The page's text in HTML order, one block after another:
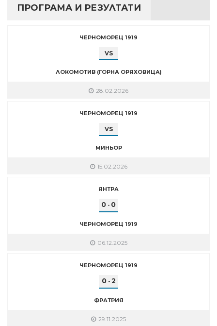
ПРОГРАМА И РЕЗУЛТАТИ
ЧЕРНОМОРЕЦ 1919
VS
ЛОКОМОТИВ (ГОРНА ОРЯХОВИЦА)
28.02.2026
ЧЕРНОМОРЕЦ 1919
VS
МИНЬОР
15.02.2026
ЯНТРА
0 - 0
ЧЕРНОМОРЕЦ 1919
06.12.2025
ЧЕРНОМОРЕЦ 1919
0- 2
ФРАТРИЯ
29.11.2025